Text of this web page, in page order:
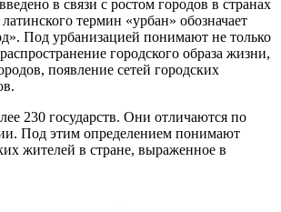
в связи с ростом городов в странах
термин «урбан» обозначает
Под урбанизацией понимают не только
городского образа жизни,
появление сетей городских
230 государств. Они отличаются по
Под этим определением понимают
жителей в стране, выраженное в